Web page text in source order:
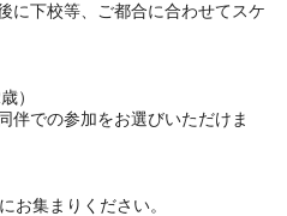
に下校等、ご都合に合わせてスケ
）
伴での参加をお選びいただけま
お集まりください。